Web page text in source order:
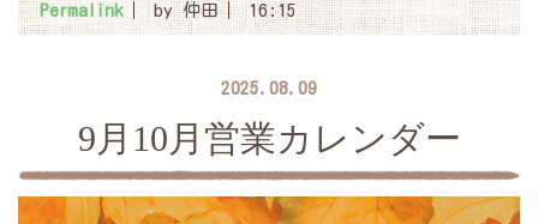
Permalink by 仲田 16:15
2025.08.09
9月10月営業カレンダー